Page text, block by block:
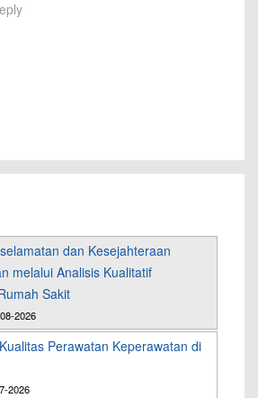
dan Kesejahteraan
melalui Analisis Kualitatif
Sakit
2026
Perawatan Keperawatan di
2026